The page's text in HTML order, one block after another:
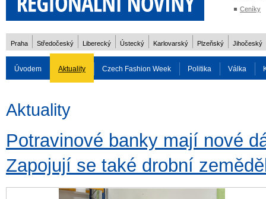
Ceníky
Praha Středočeský Liberecký Ústecký Karlovarský Plzeňský Jihočeský
Úvodem Aktuality Czech Fashion Week Politika Válka
Aktuality
Potravinové banky mají nové
Zapojují se také drobní